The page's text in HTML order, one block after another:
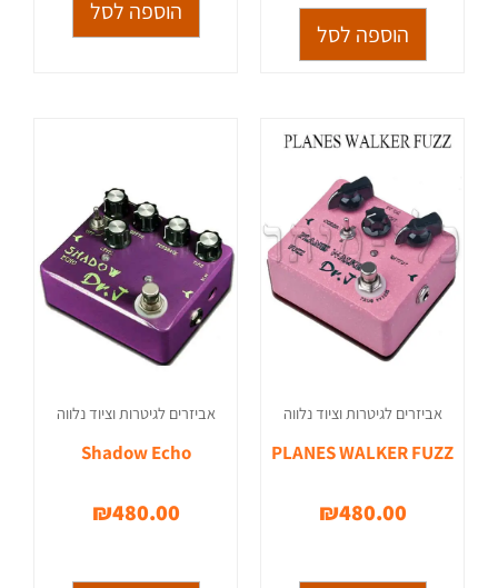
הוספה לסל
הוספה לסל
אביזרים לגיטרות וציוד נלווה
PLANES WALKER FUZZ
₪480.00
אביזרים לגיטרות וציוד נלווה
Shadow Echo
₪480.00